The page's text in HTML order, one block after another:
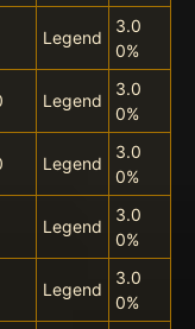
Legend
3.0
0%
Legend
3.0
0%
Legend
3.0
0%
Legend
3.0
0%
Legend
3.0
0%